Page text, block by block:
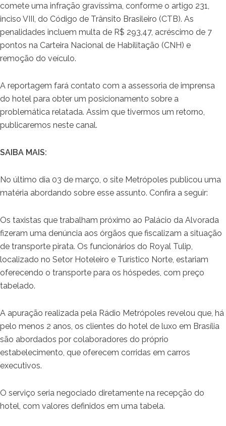
comete uma infração gravíssima, conforme o artigo 231,
inciso VIII, do Código de Trânsito Brasileiro (CTB). As
penalidades incluem multa de R$ 293,47, acréscimo de 7
pontos na Carteira Nacional de Habilitação (CNH) e
remoção do veículo.
A reportagem fará contato com a assessoria de imprensa
do hotel para obter um posicionamento sobre a
problemática relatada. Assim que tivermos um retorno,
publicaremos neste canal.
SAIBA MAIS:
No último dia 03 de março, o site Metrópoles publicou uma
matéria abordando sobre esse assunto. Confira a seguir:
Os taxistas que trabalham próximo ao Palácio da Alvorada
fizeram uma denúncia aos órgãos que fiscalizam a situação
de transporte pirata. Os funcionários do Royal Tulip,
localizado no Setor Hoteleiro e Turístico Norte, estariam
oferecendo o transporte para os hóspedes, com preço
tabelado.
A apuração realizada pela Rádio Metrópoles revelou que, há
pelo menos 2 anos, os clientes do hotel de luxo em Brasília
são abordados por colaboradores do próprio
estabelecimento, que oferecem corridas em carros
executivos.
O serviço seria negociado diretamente na recepção do
hotel, com valores definidos em uma tabela.